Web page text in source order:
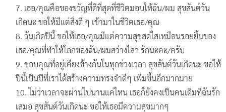
เธอ/คุณคือของขวัญที่ดีที่สุดที่ชีวิตมอบให้ฉัน/ผม สุขสันต์วัน
เกิดนะ ขอให้มีแต่สิ่งดี ๆ เข้ามาในชีวิตเธอ/คุณ
วันเกิดปีนี้ ขอให้เธอ/คุณมีแต่ความสุขสดใสเหมือนรอยยิ้มของ
เธอ/คุณที่ทำให้โลกของฉัน/ผมสว่างไสว รักนะคะ/ครับ
ขอบคุณที่อยู่เคียงข้างกันในทุกช่วงเวลา สุขสันต์วันเกิดนะ ขอให้
ปีนี้เป็นปีที่เราได้สร้างความทรงจำดีๆ เพิ่มขึ้นอีกมากมาย
ไม่ว่าเวลาจะผ่านไปนานแค่ไหน เธอก็ยังคงเป็นคนเดิมที่ฉันรัก
เสมอ สุขสันต์วันเกิดนะ ขอให้เธอมีความสุขมากๆ